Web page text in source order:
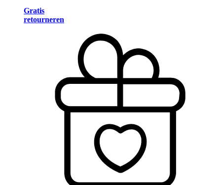
Gratis
retourneren